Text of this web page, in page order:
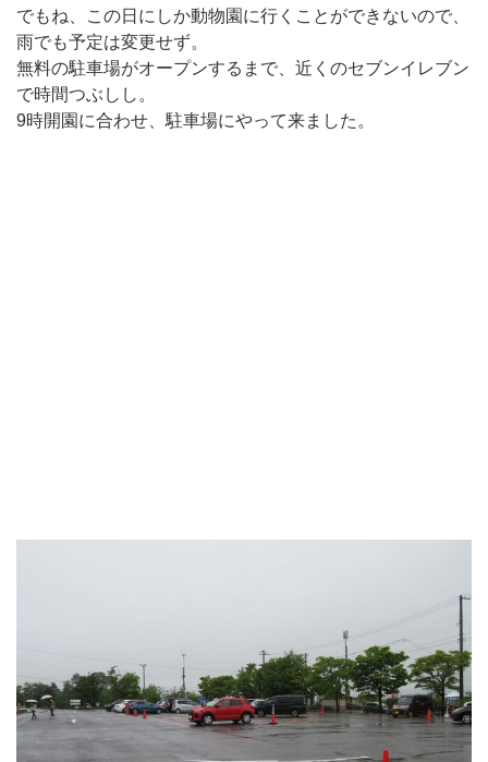
でもね、この日にしか動物園に行くことができないので、
雨でも予定は変更せず。
無料の駐車場がオープンするまで、近くのセブンイレブン
で時間つぶしし。
9時開園に合わせ、駐車場にやって来ました。